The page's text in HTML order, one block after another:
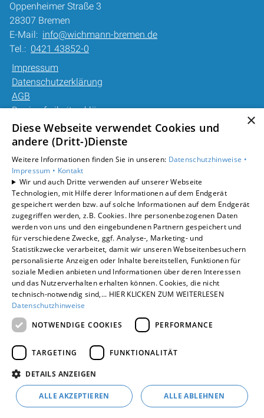
Oppenheimer Straße 3
28307 Bremen
E-Mail: info@wichmann-bremen.de
Tel.: 0421 43852-0
Impressum
Datenschutzerklärung
AGB
Barrierefreiheitserklärung
Unsere Bereiche
Gewerbekunden
Karriere
Unternehmen
Kontakt
×
Diese Webseite verwendet Cookies und
andere (Dritt-)Dienste
Weitere Informationen finden Sie in unseren: Datenschutzhinweise •
Impressum • Kontakt
Wir und auch Dritte verwenden auf unserer Webseite
Technologien, mit Hilfe derer Informationen auf dem Endgerät
gespeichert werden bzw. auf solche Informationen auf dem Endgerät
zugegriffen werden, z.B. Cookies. Ihre personenbezogenen Daten
werden von uns und den eingebundenen Partnern gespeichert und
für verschiedene Zwecke, ggf. Analyse-, Marketing- und
Statistikzwecke verarbeitet, damit wir unseren Webseitenbesuchern
personalisierte Anzeigen oder Inhalte bereitstellen, Funktionen für
soziale Medien anbieten und Informationen über deren Interessen
und das Nutzerverhalten erhalten können. Cookies, die nicht
technisch-notwendig sind,... HIER KLICKEN ZUM WEITERLESEN
Datenschutzhinweise
NOTWENDIGE COOKIES
PERFORMANCE
TARGETING FUNKTIONALITÄT
DETAILS ANZEIGEN
ALLE AKZEPTIEREN ALLE ABLEHNEN